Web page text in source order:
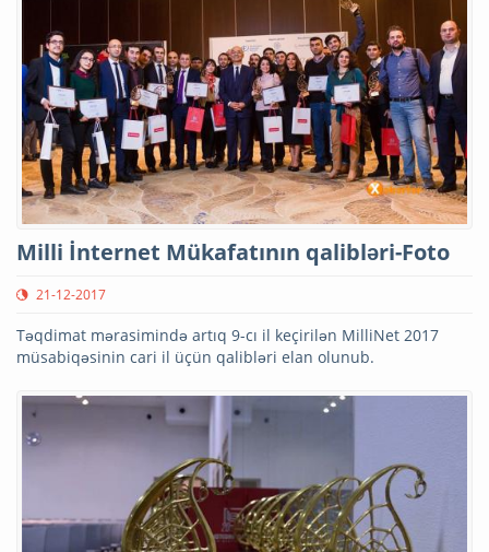
Milli İnternet Mükafatının qalibləri-Foto
21-12-2017
Təqdimat mərasimində artıq 9-cı il keçirilən MilliNet 2017
müsabiqəsinin cari il üçün qalibləri elan olunub.